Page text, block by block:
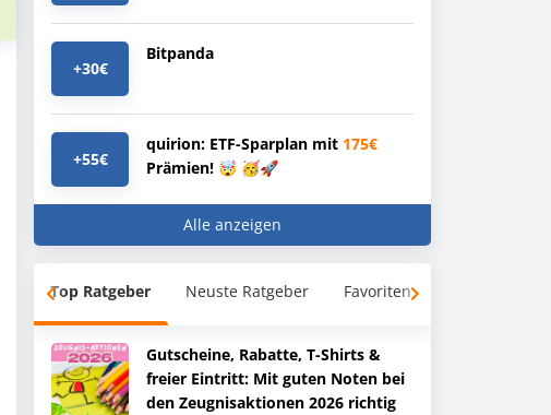
+30€
Bitpanda
+55€
quirion: ETF-Sparplan mit 175€
Prämien! 🤯 🥳🚀
Alle anzeigen
Top Ratgeber Neuste Ratgeber Favoriten
Gutscheine, Rabatte, T-Shirts &
freier Eintritt: Mit guten Noten bei
den Zeugnisaktionen 2026 richtig